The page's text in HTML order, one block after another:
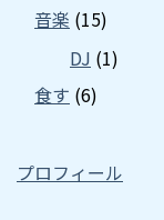
音楽 (15)
DJ (1)
食す (6)
プロフィール